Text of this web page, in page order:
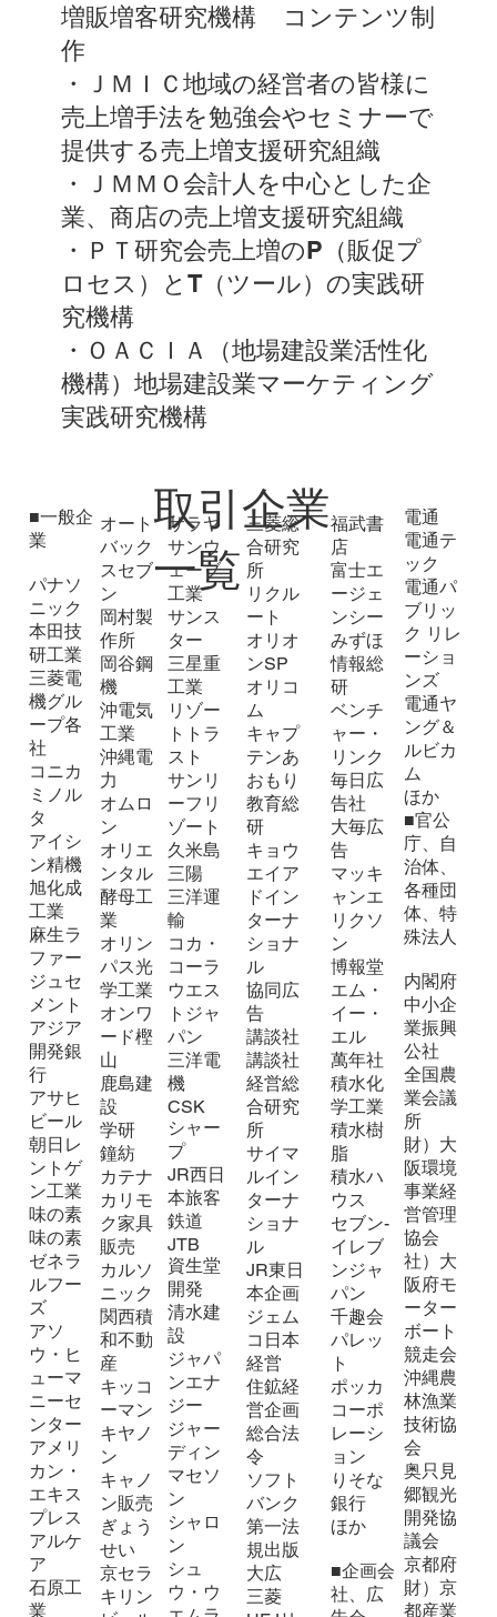
増販増客研究機構 コンテンツ制
作
・ＪＭＩＣ地域の経営者の皆様に
売上増手法を勉強会やセミナーで
提供する売上増支援研究組織
・ＪＭＭＯ会計人を中心とした企
業、商店の売上増支援研究組織
・ＰＴ研究会売上増のP（販促プ
ロセス）とT（ツール）の実践研
究機構
・ＯＡＣＩＡ（地場建設業活性化
機構）地場建設業マーケティング
実践研究機構
■一般企
業
パナソ
ニック
本田技
研工業
三菱電
機グル
ープ各
社
コニカ
ミノル
タ
アイシ
ン精機
旭化成
工業
麻生ラ
ファー
ジュセ
メント
アジア
開発銀
行
アサヒ
ビール
朝日レ
ントゲ
ン工業
味の素
味の素
ゼネラ
ルフー
ズ
アソ
ウ・ヒ
ューマ
ニーセ
ンター
アメリ
カン・
エキス
プレス
アルケ
ア
石原工
業
オート
バック
スセブ
ン
岡村製
作所
岡谷鋼
機
沖電気
工業
沖縄電
力
オムロ
ン
オリエ
ンタル
酵母工
業
オリン
パス光
学工業
オンワ
ード樫
山
鹿島建
設
学研
鐘紡
カテナ
カリモ
ク家具
販売
カルソ
ニック
関西積
和不動
産
キッコ
ーマン
キヤノ
ン
キャノ
ン販売
ぎょう
せい
京セラ
キリン
サラヤ
サンウ
ェーブ
工業
サンス
ター
三星重
工業
リゾー
トトラ
スト
サンリ
ーフリ
ゾート
久米島
三陽
三洋運
輸
コカ・
コーラ
ウエス
トジャ
パン
三洋電
機
CSK
シャー
プ
JR西日
本旅客
鉄道
JTB
資生堂
開発
清水建
設
ジャパ
ンエナ
ジー
ジャー
ディン
マセソ
ン
シャロ
ン
シュ
ウ・ウ
三菱総
合研究
所
リクル
ート
オリオ
ンSP
オリコ
ム
キャプ
テンあ
おもり
教育総
研
キョウ
エイア
ドイン
ターナ
ショナ
ル
協同広
告
講談社
講談社
経営総
合研究
所
サイマ
ルイン
ターナ
ショナ
ル
JR東日
本企画
ジェム
コ日本
経営
住鉱経
営企画
総合法
令
ソフト
バンク
第一法
規出版
大広
三菱
福武書
店
富士エ
ージェ
ンシー
みずほ
情報総
研
ベンチ
ャー・
リンク
毎日広
告社
大毎広
告
マッキ
ャンエ
リクソ
ン
博報堂
エム・
イー・
エル
萬年社
積水化
学工業
積水樹
脂
積水ハ
ウス
セブン-
イレブ
ンジャ
パン
千趣会
パレッ
ト
ポッカ
コーポ
レーシ
ョン
りそな
銀行
ほか
■企画会
社、広
電通
電通テ
ック
電通パ
ブリッ
ク リレ
ーショ
ンズ
電通ヤ
ング＆
ルビカ
ム
ほか
■官公
庁、自
治体、
各種団
体、特
殊法人
内閣府
中小企
業振興
公社
全国農
業会議
所
財）大
阪環境
事業経
営管理
協会
社）大
阪府モ
ーター
ボート
競走会
沖縄農
林漁業
技術協
会
奥只見
郷観光
開発協
議会
京都府
財）京
都産業
​​取引企業
一覧